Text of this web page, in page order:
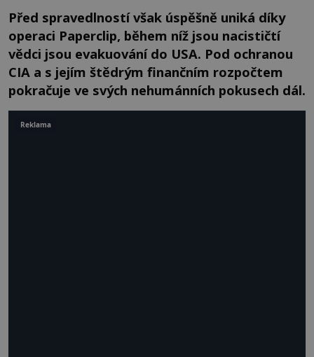
Před spravedlností však úspěšně uniká díky
operaci Paperclip, během níž jsou nacističtí
vědci jsou evakuování do USA. Pod ochranou
CIA a s jejím štědrým finančním rozpočtem
pokračuje ve svých nehumánních pokusech dál.
Reklama